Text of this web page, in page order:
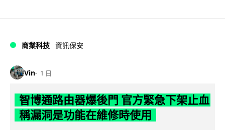
商業科技 資訊保安
Vin 1 日
智博通路由器爆後門 官方緊急下架止血
稱漏洞是功能在維修時使用